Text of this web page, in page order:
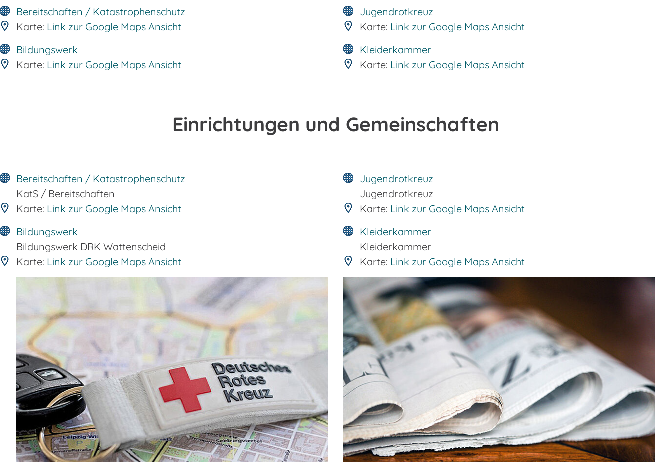
Bereitschaften / Katastrophenschutz
Karte: Link zur Google Maps Ansicht
Bildungswerk
Karte: Link zur Google Maps Ansicht
Jugendrotkreuz
Karte: Link zur Google Maps Ansicht
Kleiderkammer
Karte: Link zur Google Maps Ansicht
Einrichtungen und Gemeinschaften
Bereitschaften / Katastrophenschutz
KatS / Bereitschaften
Karte: Link zur Google Maps Ansicht
Bildungswerk
Bildungswerk DRK Wattenscheid
Karte: Link zur Google Maps Ansicht
Jugendrotkreuz
Jugendrotkreuz
Karte: Link zur Google Maps Ansicht
Kleiderkammer
Kleiderkammer
Karte: Link zur Google Maps Ansicht